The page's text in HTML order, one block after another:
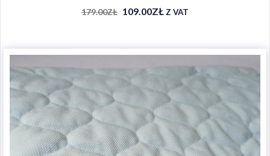
179.00ZŁ 109.00ZŁZ VAT